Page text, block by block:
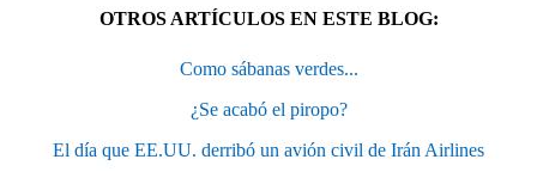
OTROS ARTÍCULOS EN ESTE BLOG:
Como sábanas verdes...
¿Se acabó el piropo?
El día que EE.UU. derribó un avión civil de Irán Airlines